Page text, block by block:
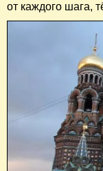
от каждого шага,